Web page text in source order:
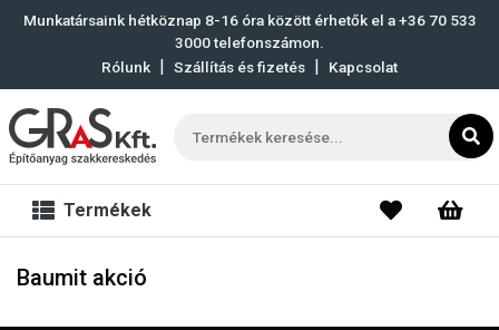
Munkatársaink hétköznap 8-16 óra között érhetők el a+36 70 533
3000telefonszámon.
Rólunk | Szállítás és fizetés | Kapcsolat
Termékek
Baumit akció